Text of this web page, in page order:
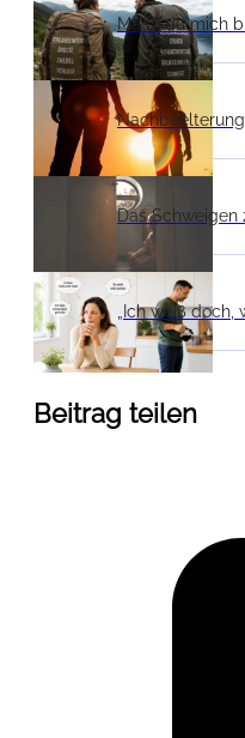
Mach du mich
Das Schweigen
„Ich weiß doch,
Beitrag teilen